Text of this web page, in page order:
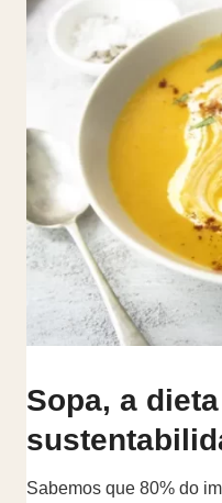
Sopa, a
Sabemos que 80% do